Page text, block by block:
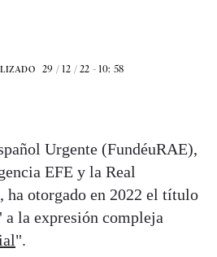
29 / 12 / 22 - 10: 58
Urgente (FundéuRAE),
EFE y la Real
ha otorgado en 2022 el título
a la expresión compleja
".